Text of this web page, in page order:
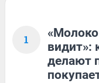
1
видит»:
делают